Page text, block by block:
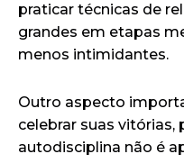
praticar técnicas de
grandes em etapas
menos intimidantes.
Outro aspecto
celebrar suas vitórias,
autodisciplina não é